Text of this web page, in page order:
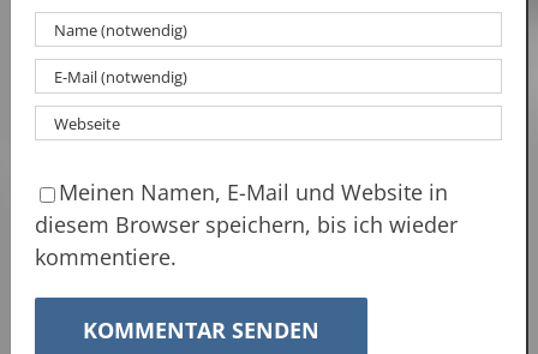
Meinen Namen, E-Mail und Website in
diesem Browser speichern, bis ich wieder
kommentiere.